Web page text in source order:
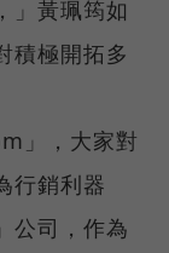
」黃珮筠如
積極開拓多
」，大家對
行銷利器
公司，作為